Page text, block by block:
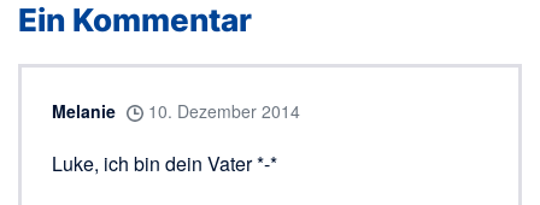
Ein Kommentar
Melanie 10. Dezember 2014
Luke, ich bin dein Vater *-*